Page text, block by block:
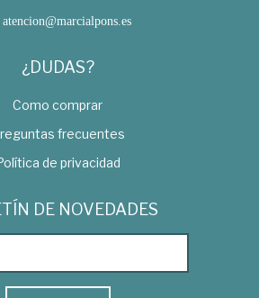
atencion@marcialpons.es
¿DUDAS?
Como comprar
frecuentes
de privacidad
DE NOVEDADES